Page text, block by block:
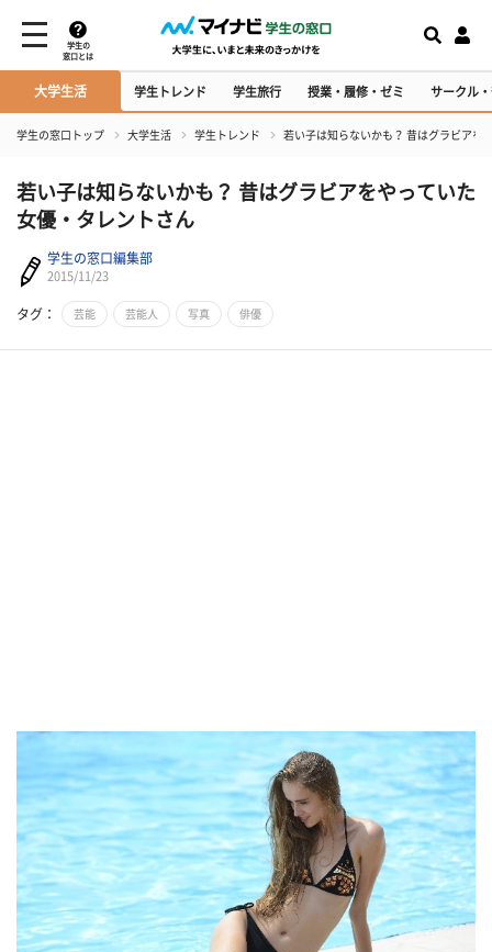
学生の
窓口とは
大学生活 学生トレンド 学生旅行 授業・履修・ゼミ サークル
学生の窓口トップ 大学生活 学生トレンド 若い子は知らないかも？ 昔はグラビアを
若い子は知らないかも？ 昔はグラビアをやっていた
女優・タレントさん
学生の窓口編集部
2015/11/23
タグ： 芸能 芸能人 写真 俳優